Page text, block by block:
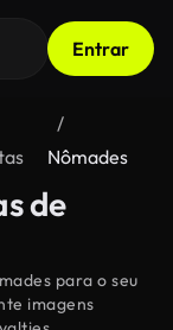
Entrar
Nômades
de
para o seu
imagens